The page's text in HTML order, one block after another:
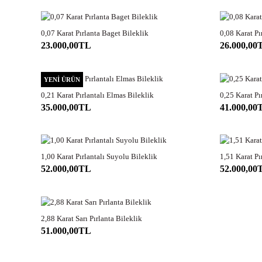
2-3 GÜN
0,07 Karat Pırlanta Baget Bileklik
23.000,00TL
0,08 Karat
YENİ ÜRÜN
2-3 GÜN
0,21 Karat Pırlantalı Elmas Bileklik
35.000,00TL
0,25 Karat
2-3 GÜN
1,00 Karat Pırlantalı Suyolu Bileklik
52.000,00TL
1,51 Karat
2-3 GÜN
2,88 Karat Sarı Pırlanta Bileklik
51.000,00TL